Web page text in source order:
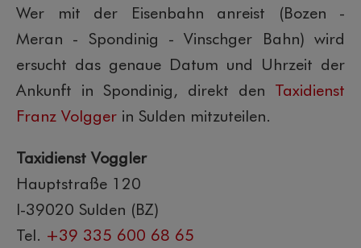
Wer mit der Eisenbahn anreist (Bozen -
Meran - Spondinig - Vinschger Bahn) wird
ersucht das genaue Datum und Uhrzeit der
Ankunft in Spondinig, direkt den Taxidienst
Franz Volgger in Sulden mitzuteilen.
Taxidienst Voggler
Hauptstraße 120
I-39020 Sulden (BZ)
Tel. +39 335 600 68 65